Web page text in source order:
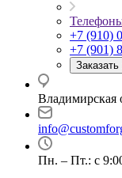
+7 (910)
+7 (901)
Заказать
Владимирская
Пн. – Пт.: с